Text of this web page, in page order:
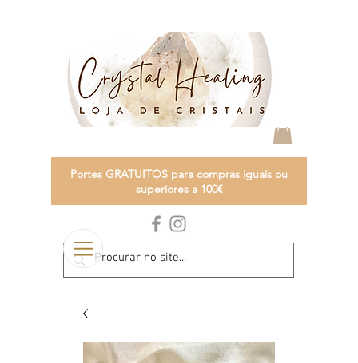
Portes GRATUITOS para compras iguais ou
superiores a 100€